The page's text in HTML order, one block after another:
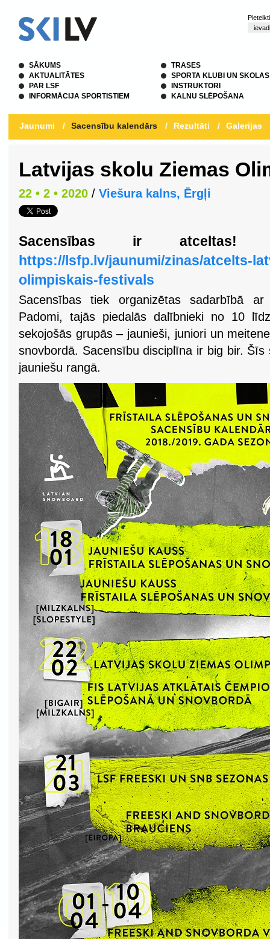
SĀKUMS
AKTUALITĀTES
PAR LSF
INFORMĀCIJA SPORTISTIEM
TRASES
SPORTA KLUBI UN SKOLAS
INSTRUKTORI
KALNU SLĒPOŠANA
Jaunumi / Sacensību kalendārs / Rezultāti / Galerijas
Latvijas skolu Ziemas
22 • 2 • 2020 / Viešura kalns, Ērgļi
Sacensības ir atceltas!
https://lsfp.lv/jaunumi/zinas/atcelts-
olimpiskais-festivals
Sacensības tiek organizētas sadarbībā
Padomi, tajās piedalās dalībnieki no 10
sekojošās grupās – jaunieši, juniori un
snovbordā. Sacensību disciplīna ir big bir.
jauniešu rangā.